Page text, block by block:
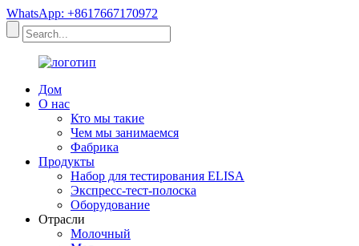
WhatsApp: +8617667170972
Дом
О нас
Кто мы такие
Чем мы занимаемся
Фабрика
Продукты
Набор для тестирования ELISA
Экспресс-тест-полоска
Оборудование
Отрасли
Молочный